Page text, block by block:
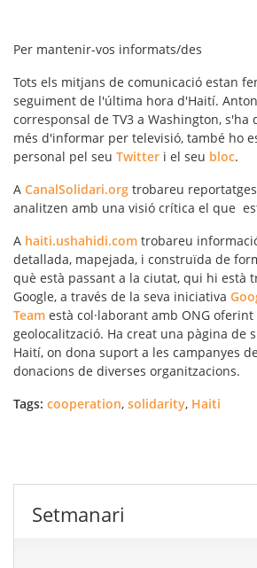
Per mantenir-vos informats/des
Tots els mitjans de comunicació estan
seguiment de l'última hora d'Haití.
corresponsal de TV3 a Washington, s'ha
més d'informar per televisió, també ho
personal pel seu Twitter i el seu bloc.
A CanalSolidari.org trobareu
analitzen amb una visió crítica el que
A haiti.ushahidi.com trobareu
detallada, mapejada, i construïda de
què està passant a la ciutat, qui hi està
Google, a través de la seva iniciativa
Team està col·laborant amb ONG oferint
geolocalització. Ha creat una pàgina de
Haití, on dona suport a les campanyes
donacions de diverses organitzacions.
Tags: cooperation, solidarity, Haiti
Setmanari